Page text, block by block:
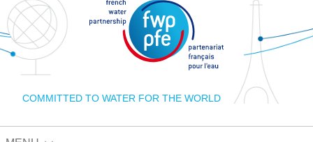
COMMITTED TO WATER FOR THE WORLD